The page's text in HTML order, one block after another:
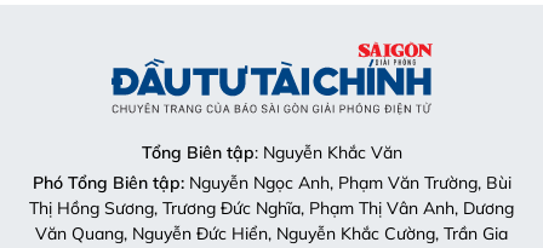
Tổng Biên tập: Nguyễn Khắc Văn
Phó Tổng Biên tập:Nguyễn Ngọc Anh, Phạm Văn Trường, Bùi
Thị Hồng Sương, Trương Đức Nghĩa, Phạm Thị Vân Anh, Dương
Văn Quang, Nguyễn Đức Hiển, Nguyễn Khắc Cường, Trần Gia